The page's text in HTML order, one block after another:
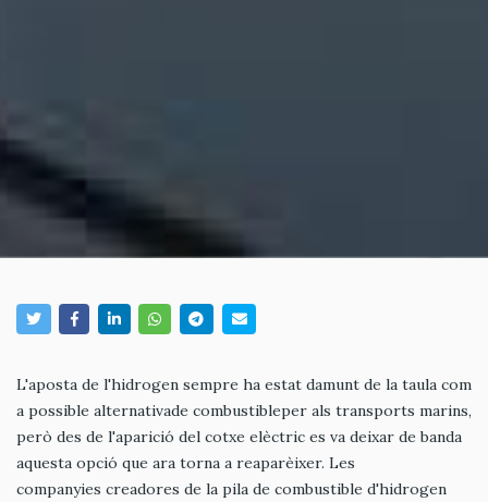
L'aposta de l'hidrogen sempre ha estat damunt de la taula com
a possible alternativade combustibleper als transports marins,
però des de l'aparició del cotxe elèctric es va deixar de banda
aquesta opció que ara torna a reaparèixer. Les
companyies creadores de la pila de combustible d'hidrogen